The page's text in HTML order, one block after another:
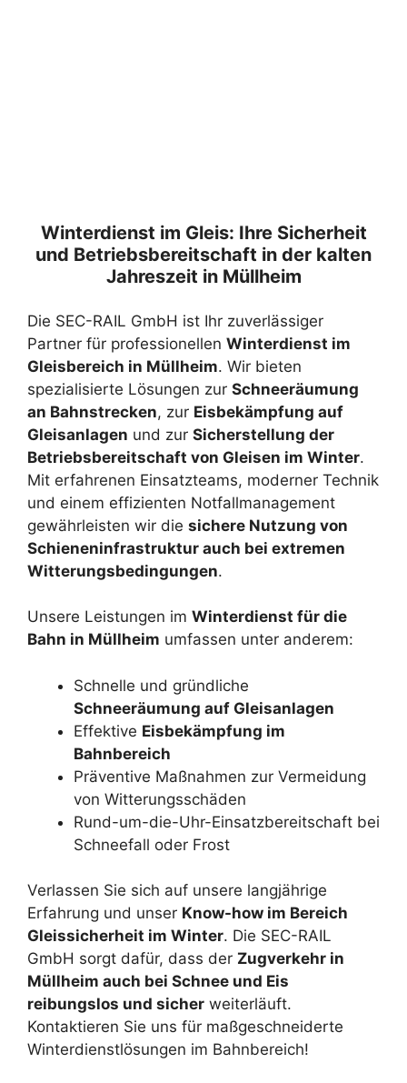
Winterdienst im Gleis: Ihre Sicherheit
und Betriebsbereitschaft in der kalten
Jahreszeit in Müllheim
Die SEC-RAIL GmbH ist Ihr zuverlässiger
Partner für professionellen Winterdienst im
Gleisbereich in Müllheim. Wir bieten
spezialisierte Lösungen zur Schneeräumung
an Bahnstrecken, zur Eisbekämpfung auf
Gleisanlagen und zur Sicherstellung der
Betriebsbereitschaft von Gleisen im Winter.
Mit erfahrenen Einsatzteams, moderner Technik
und einem effizienten Notfallmanagement
gewährleisten wir die sichere Nutzung von
Schieneninfrastruktur auch bei extremen
Witterungsbedingungen.
Unsere Leistungen im Winterdienst für die
Bahn in Müllheim umfassen unter anderem:
Schnelle und gründliche
Schneeräumung auf Gleisanlagen
Effektive Eisbekämpfung im
Bahnbereich
Präventive Maßnahmen zur Vermeidung
von Witterungsschäden
Rund-um-die-Uhr-Einsatzbereitschaft bei
Schneefall oder Frost
Verlassen Sie sich auf unsere langjährige
Erfahrung und unser Know-how im Bereich
Gleissicherheit im Winter. Die SEC-RAIL
GmbH sorgt dafür, dass der Zugverkehr in
Müllheim auch bei Schnee und Eis
reibungslos und sicher weiterläuft.
Kontaktieren Sie uns für maßgeschneiderte
Winterdienstlösungen im Bahnbereich!